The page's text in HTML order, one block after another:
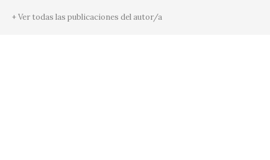
+ Ver todas las publicaciones del autor/a